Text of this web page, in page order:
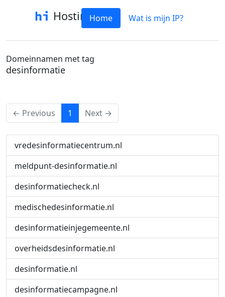
HostinfoHome Wat is mijn IP?
Domeinnamen met tag
desinformatie
← Previous 1 (current)
Next →
vredesinformatiecentrum.nl
meldpunt-desinformatie.nl
desinformatiecheck.nl
medischedesinformatie.nl
desinformatieinjegemeente.nl
overheidsdesinformatie.nl
desinformatie.nl
desinformatiecampagne.nl